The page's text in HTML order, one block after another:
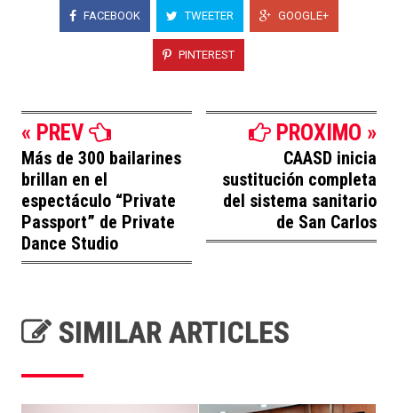
FACEBOOK TWEETER GOOGLE+
PINTEREST
« PREV
Más de 300 bailarines
brillan en el
espectáculo “Private
Passport” de Private
Dance Studio
PROXIMO »
CAASD inicia
sustitución completa
del sistema sanitario
de San Carlos
SIMILAR ARTICLES